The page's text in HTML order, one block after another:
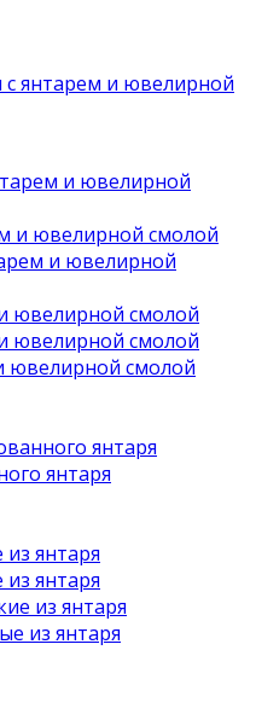
янтарем и ювелирной
и ювелирной
и ювелирной смолой
и ювелирной
ювелирной смолой
ювелирной смолой
ювелирной смолой
янтаря
янтаря
янтаря
из янтаря
из янтаря
из янтаря